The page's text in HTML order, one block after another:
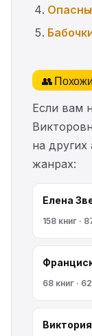
👥
Если вам
на
жанрах:
Елена
158 книг ·
68 книг ·